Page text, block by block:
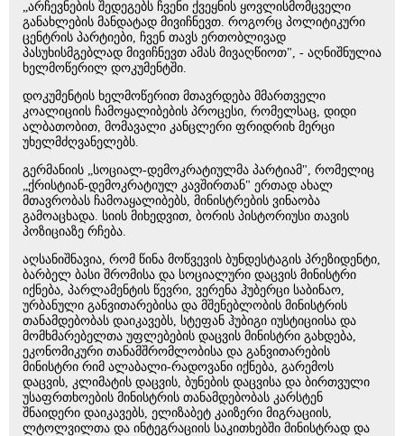
„არჩევნების შედეგებს ჩვენი ქვეყნის ყოვლისმომცველი
განახლების მანდატად მივიჩნევთ. როგორც პოლიტიკური
ცენტრის პარტიები, ჩვენ თავს ერთობლივად
პასუხისმგებლად მივიჩნევთ ამას მივაღწიოთ", - აღნიშნულია
ხელმოწერილ დოკუმენტში.
დოკუმენტის ხელმოწერით მთავრდება მმართველი
კოალიციის ჩამოყალიბების პროცესი, რომელსაც, დიდი
ალბათობით, მომავალი კანცლერი ფრიდრიხ მერცი
უხელმძღვანელებს.
გერმანიის „სოციალ-დემოკრატიულმა პარტიამ", რომელიც
„ქრისტიან-დემოკრატიულ კავშირთან" ერთად ახალ
მთავრობას ჩამოაყალიბებს, მინისტრების ვინაობა
გამოაცხადა. სიის მიხედვით, ბორის პისტორიუსი თავის
პოზიციაზე რჩება.
აღსანიშნავია, რომ წინა მოწვევის ბუნდესტაგის პრეზიდენტი,
ბარბელ ბასი შრომისა და სოციალური დაცვის მინისტრი
იქნება, პარლამენტის წევრი, ვერენა ჰუბერცი საბინაო,
ურბანული განვითარებისა და მშენებლობის მინისტრის
თანამდებობას დაიკავებს, სტეფან ჰუბიგი იუსტიციისა და
მომხმარებელთა უფლებების დაცვის მინისტრი გახდება,
ეკონომიკური თანამშრომლობისა და განვითარების
მინისტრი რიმ ალაბალი-რადოვანი იქნება, გარემოს
დაცვის, კლიმატის დაცვის, ბუნების დაცვისა და ბირთვული
უსაფრთხოების მინისტრის თანამდებობას კარსტენ
შნაიდერი დაიკავებს, ელიზაბეტ კაიზერი მიგრაციის,
ლტოლვილთა და ინტეგრაციის საკითხებში მინისტრად და